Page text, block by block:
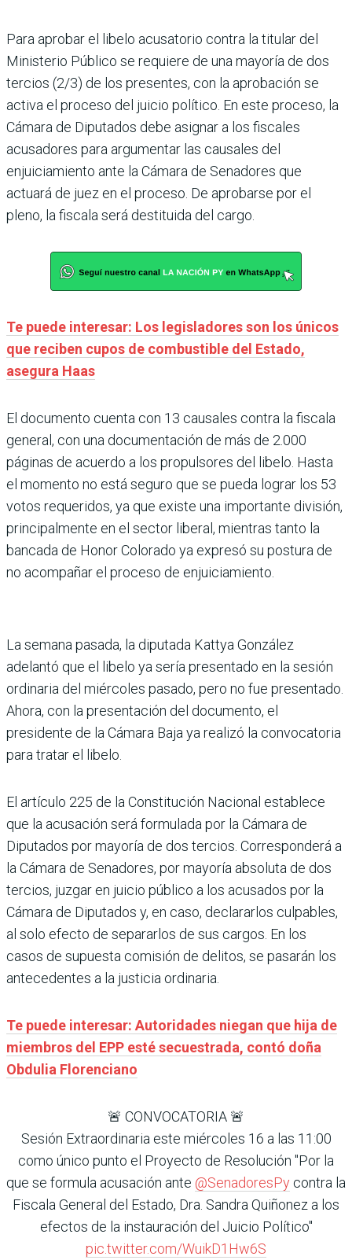
Para aprobar el libelo acusatorio contra la titular del
Ministerio Público se requiere de una mayoría de dos
tercios (2/3) de los presentes, con la aprobación se
activa el proceso del juicio político. En este proceso, la
Cámara de Diputados debe asignar a los fiscales
acusadores para argumentar las causales del
enjuiciamiento ante la Cámara de Senadores que
actuará de juez en el proceso. De aprobarse por el
pleno, la fiscala será destituida del cargo.
Te puede interesar: Los legisladores son los únicos
que reciben cupos de combustible del Estado,
asegura Haas
El documento cuenta con 13 causales contra la fiscala
general, con una documentación de más de 2.000
páginas de acuerdo a los propulsores del libelo. Hasta
el momento no está seguro que se pueda lograr los 53
votos requeridos, ya que existe una importante división,
principalmente en el sector liberal, mientras tanto la
bancada de Honor Colorado ya expresó su postura de
no acompañar el proceso de enjuiciamiento.
La semana pasada, la diputada Kattya González
adelantó que el libelo ya sería presentado en la sesión
ordinaria del miércoles pasado, pero no fue presentado.
Ahora, con la presentación del documento, el
presidente de la Cámara Baja ya realizó la convocatoria
para tratar el libelo.
El artículo 225 de la Constitución Nacional establece
que la acusación será formulada por la Cámara de
Diputados por mayoría de dos tercios. Corresponderá a
la Cámara de Senadores, por mayoría absoluta de dos
tercios, juzgar en juicio público a los acusados por la
Cámara de Diputados y, en caso, declararlos culpables,
al solo efecto de separarlos de sus cargos. En los
casos de supuesta comisión de delitos, se pasarán los
antecedentes a la justicia ordinaria.
Te puede interesar: Autoridades niegan que hija de
miembros del EPP esté secuestrada, contó doña
Obdulia Florenciano
🚨 CONVOCATORIA 🚨
Sesión Extraordinaria este miércoles 16 a las 11:00
como único punto el Proyecto de Resolución "Por la
que se formula acusación ante @SenadoresPy contra la
Fiscala General del Estado, Dra. Sandra Quiñonez a los
efectos de la instauración del Juicio Político"
pic.twitter.com/WuikD1Hw6S